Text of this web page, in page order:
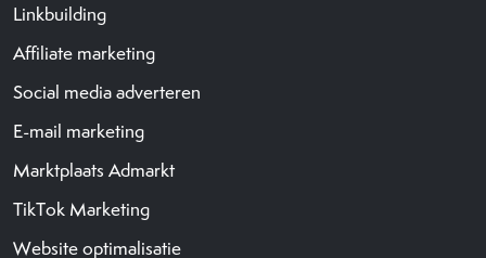
Linkbuilding
Affiliate marketing
Social media adverteren
E-mail marketing
Marktplaats Admarkt
TikTok Marketing
Website optimalisatie